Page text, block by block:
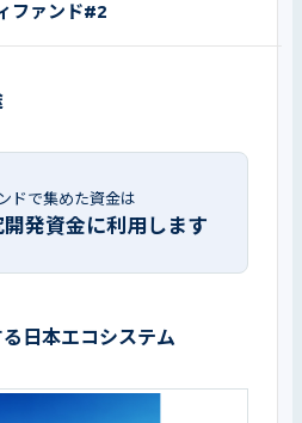
ファンド#2
ドで集めた資金は
発資金に利用します
日本エコシステム